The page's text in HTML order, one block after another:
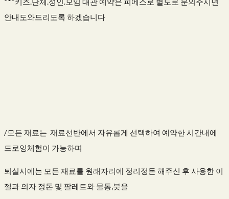
안내도와드리도록 하겠습니다
/모든 재료는 재료선반에서 자유롭게 선택하여 예약한 시간내에
드로잉체험이 가능하며
퇴실시에는 모든 재료를 원래자리에 정리정돈 해주신 후 사용한 이
젤과 의자 정돈 및 팔레트와 물통,붓을